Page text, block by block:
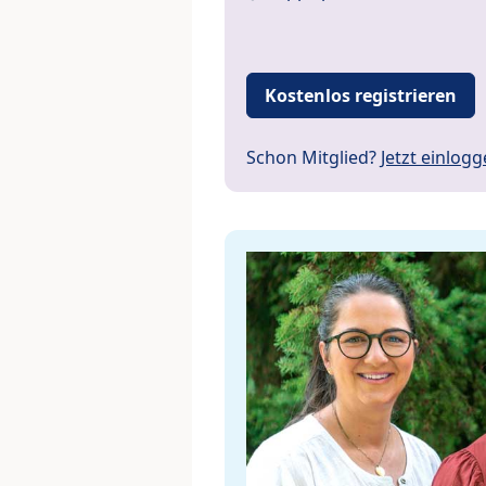
Kostenlos registrieren
Schon Mitglied? Jetzt